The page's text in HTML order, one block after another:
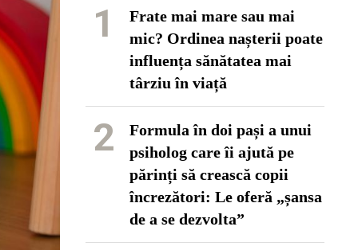
1
Frate mai mare sau mai
mic? Ordinea nașterii poate
influența sănătatea mai
târziu în viață
2
Formula în doi pași a unui
psiholog care îi ajută pe
părinți să crească copii
încrezători: Le oferă „șansa
de a se dezvolta”